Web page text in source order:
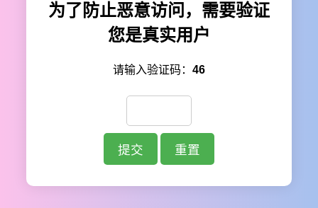
为了防止恶意访问，需要验证
您是真实用户
请输入验证码： 46
提交 重置